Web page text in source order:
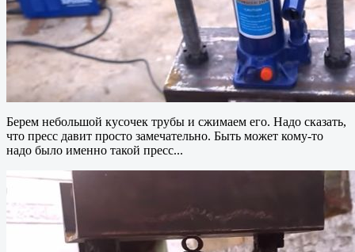
Берем небольшой кусочек трубы и сжимаем его. Надо сказать,
что пресс давит просто замечательно. Быть может кому-то
надо было именно такой пресс...